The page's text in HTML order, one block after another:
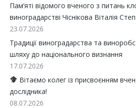
Пам’яті відомого вченого з питань
виноградарстві Чіснікова Віталія
23.07.2026
Традиції виноградарства та
шляху до національного визнання
17.07.2026
Вітаємо колег із присвоєнням
дослідника!
08.07.2026